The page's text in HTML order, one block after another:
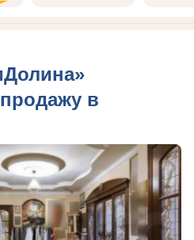
в